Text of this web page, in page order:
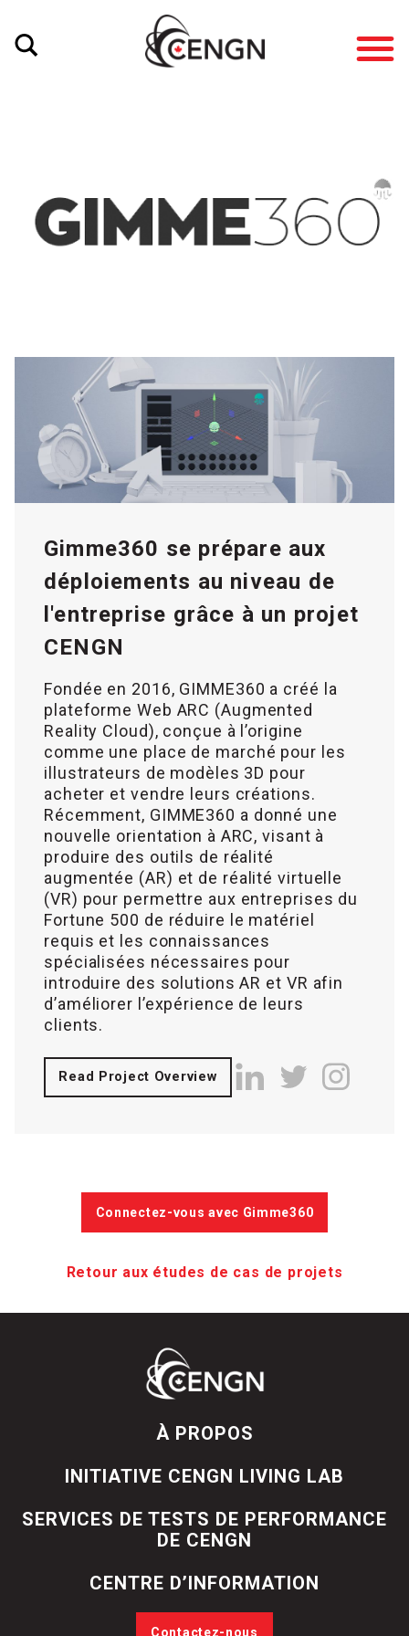
Gimme360 se prépare aux
déploiements au niveau de
l'entreprise grâce à un projet
CENGN
Fondée en 2016, GIMME360 a créé la
plateforme Web ARC (Augmented
Reality Cloud), conçue à l’origine
comme une place de marché pour les
illustrateurs de modèles 3D pour
acheter et vendre leurs créations.
Récemment, GIMME360 a donné une
nouvelle orientation à ARC, visant à
produire des outils de réalité
augmentée (AR) et de réalité virtuelle
(VR) pour permettre aux entreprises du
Fortune 500 de réduire le matériel
requis et les connaissances
spécialisées nécessaires pour
introduire des solutions AR et VR afin
d’améliorer l’expérience de leurs
clients.
Read Project Overview
Connectez-vous avec Gimme360
Retour aux études de cas de projets
À PROPOS
INITIATIVE CENGN LIVING LAB
SERVICES DE TESTS DE PERFORMANCE
DE CENGN
CENTRE D’INFORMATION
Contactez-nous